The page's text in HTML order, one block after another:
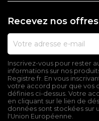
Recevez nos
Inscrivez-vous pour rester
informations sur nos
Registre.fr. En vous
votre accord pour que vos
définies ci-dessus. Votre
en cliquant sur le lien de
données sont stockées sur
l'Union Européenne.